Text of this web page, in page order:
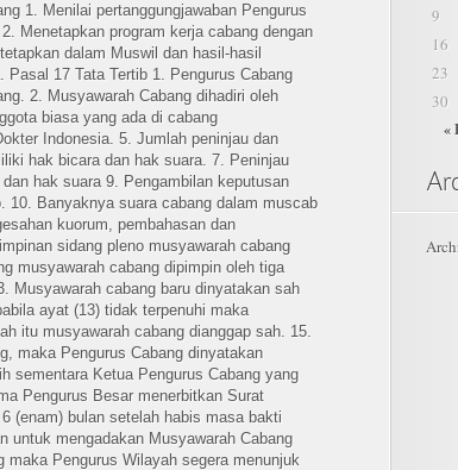
1. Menilai pertanggungjawaban Pengurus
Menetapkan program kerja cabang dengan
dalam Muswil dan hasil-hasil
17 Tata Tertib 1. Pengurus Cabang
2. Musyawarah Cabang dihadiri oleh
biasa yang ada di cabang
Indonesia. 5. Jumlah peninjau dan
hak bicara dan hak suara. 7. Peninjau
hak suara 9. Pengambilan keputusan
10. Banyaknya suara cabang dalam muscab
kuorum, pembahasan dan
sidang pleno musyawarah cabang
musyawarah cabang dipimpin oleh tiga
Musyawarah cabang baru dinyatakan sah
ayat (13) tidak terpenuhi maka
itu musyawarah cabang dianggap sah. 15.
maka Pengurus Cabang dinyatakan
sementara Ketua Pengurus Cabang yang
Pengurus Besar menerbitkan Surat
(enam) bulan setelah habis masa bakti
untuk mengadakan Musyawarah Cabang
Pengurus Wilayah segera menunjuk
«
9
16
23
30